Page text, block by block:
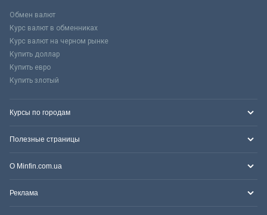
Обмен валют
Курс валют в обменниках
Курс валют на черном рынке
Купить доллар
Купить евро
Купить злотый
Курсы по городам
Полезные страницы
О Minfin.com.ua
Реклама